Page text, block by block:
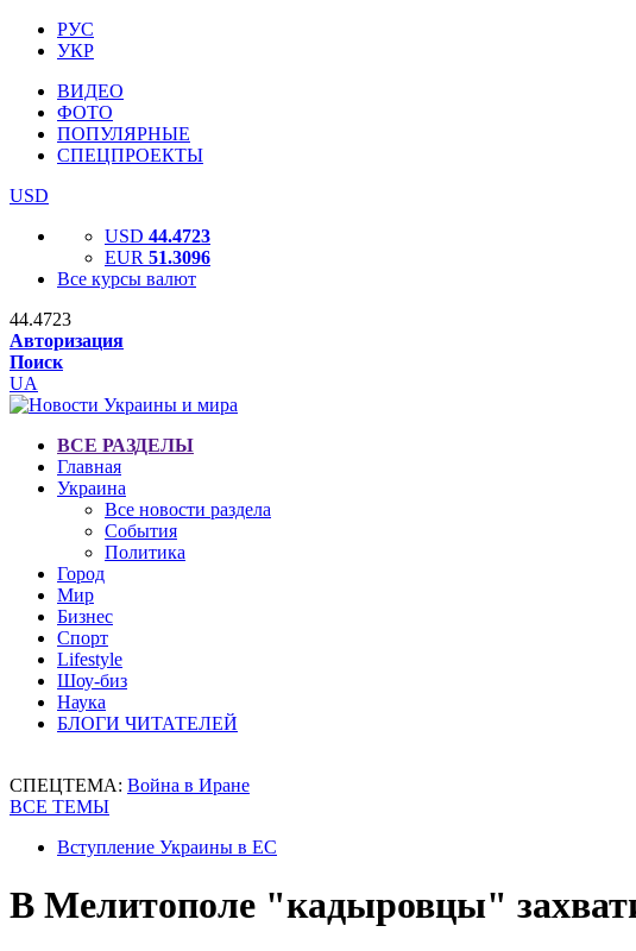
РУС
УКР
ВИДЕО
ФОТО
ПОПУЛЯРНЫЕ
СПЕЦПРОЕКТЫ
USD
USD 44.4723
EUR 51.3096
Все курсы валют
44.4723
Авторизация
Поиск
UA
ВСЕ РАЗДЕЛЫ
Главная
Украина
Все новости раздела
События
Политика
Город
Мир
Бизнес
Спорт
Lifestyle
Шоу-биз
Наука
БЛОГИ ЧИТАТЕЛЕЙ
СПЕЦТЕМА: Война в Иране
ВСЕ ТЕМЫ
Вступление Украины в ЕС
В Мелитополе "кадыровцы"